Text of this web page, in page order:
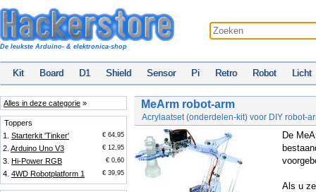
De leukste Arduino- & elektronica-shop
Kit Board D1 Shield Sensor Pi Retro Robot Licht
Alles in deze categorie »
Toppers
1. Starterkit 'Tinker' € 64,95
2. Arduino Uno V3 € 12,95
3. Hi-Power RGB € 0,60
4. 4WD Robotplatform 1 € 39,95
MeArm robot-arm
Acrylaatset (onderdelen-kit) voor DIY robot-
De
Als u